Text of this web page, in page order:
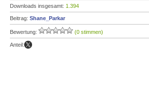
Downloads insgesamt: 1.394
Beitrag: Shane_Parkar
Bewertung: (0 stimmen)
Anteil: